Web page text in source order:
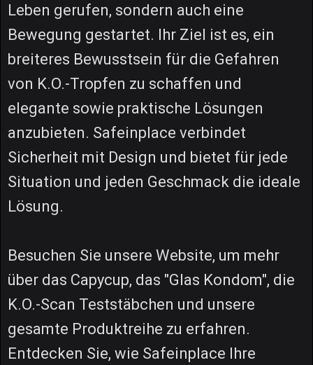
Leben gerufen, sondern auch eine
Bewegung gestartet. Ihr Ziel ist es, ein
breiteres Bewusstsein für die Gefahren
von K.O.-Tropfen zu schaffen und
elegante sowie praktische Lösungen
anzubieten. Safeinplace verbindet
Sicherheit mit Design und bietet für jede
Situation und jeden Geschmack die ideale
Lösung.
Besuchen Sie unsere Website, um mehr
über das Capycup, das "Glas Kondom", die
K.O.-Scan Teststäbchen und unsere
gesamte Produktreihe zu erfahren.
Entdecken Sie, wie Safeinplace Ihre